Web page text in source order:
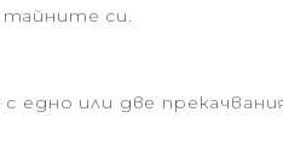
си.
или две